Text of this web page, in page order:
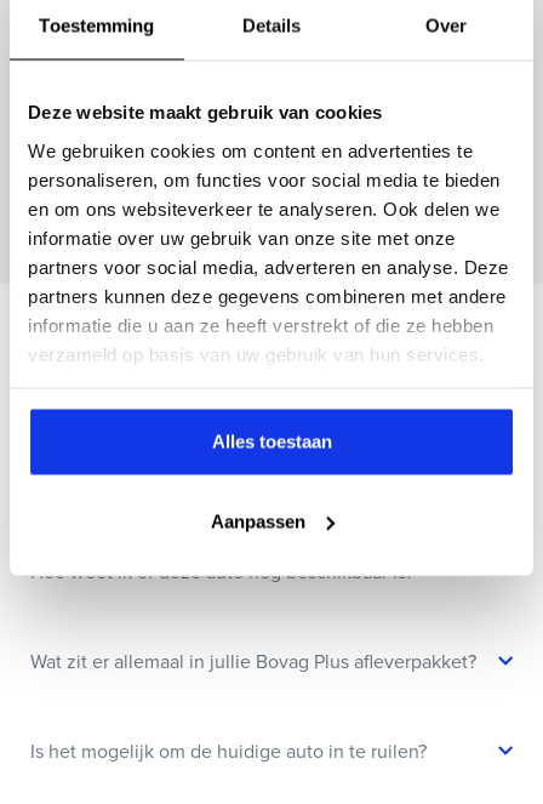
Toestemming Details Over
Deze website maakt gebruik van cookies
We gebruiken cookies om content en advertenties te
personaliseren, om functies voor social media te bieden
en om ons websiteverkeer te analyseren. Ook delen we
informatie over uw gebruik van onze site met onze
partners voor social media, adverteren en analyse. Deze
partners kunnen deze gegevens combineren met andere
informatie die u aan ze heeft verstrekt of die ze hebben
verzameld op basis van uw gebruik van hun services.
Alles toestaan
Aanpassen
Inruilvoorstel aanvragen
Wanneer je foto’s meestuurt ontvang je op
maandag tot en met vrijdag binnen enkele uren
een voorstel.
Veelgestelde vragen
Kan ik een auto reserveren?
Hoe weet ik of deze auto nog beschikbaar is?
Wat zit er allemaal in jullie Bovag Plus afleverpakket?
Is het mogelijk om de huidige auto in te ruilen?